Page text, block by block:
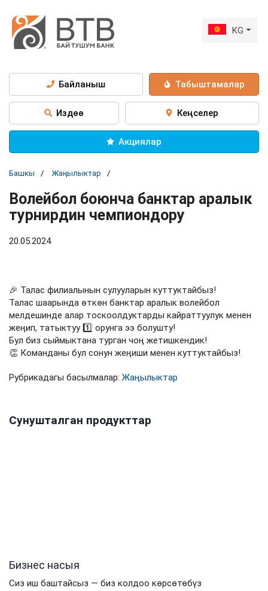
KG
Байланыш Табыштамалар
Издөө Кеңселер
Акциялар
Башкы Жаңылыктар
Волейбол боюнча банктар аралык
турнирдин чемпиондору
20.05.2024
🎉 Талас филиалынын сулууларын куттуктайбыз!
Талас шаарында өткөн банктар аралык волейбол
мелдешинде алар тоскоолдуктарды кайраттуулук менен
жеңип, татыктуу 1️⃣ орунга ээ болушту!
Бул биз сыймыктана турган чоң жетишкендик!
👏 Команданы бул сонун жеңиши менен куттуктайбыз!
Рубрикадагы басылмалар: Жаңылыктар
Сунушталган продукттар
Бизнес насыя
Сиз иш баштайсыз — биз колдоо көрсөтөбүз